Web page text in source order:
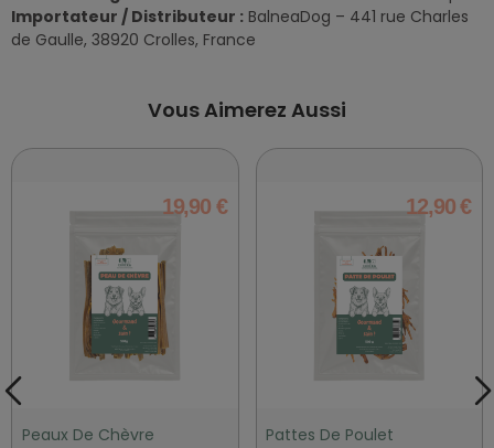
Importateur / Distributeur : BalneaDog – 441 rue Charles
de Gaulle, 38920 Crolles, France
Vous Aimerez Aussi
19,90 €
Peaux De Chèvre
12,90 €
Pattes De Poulet